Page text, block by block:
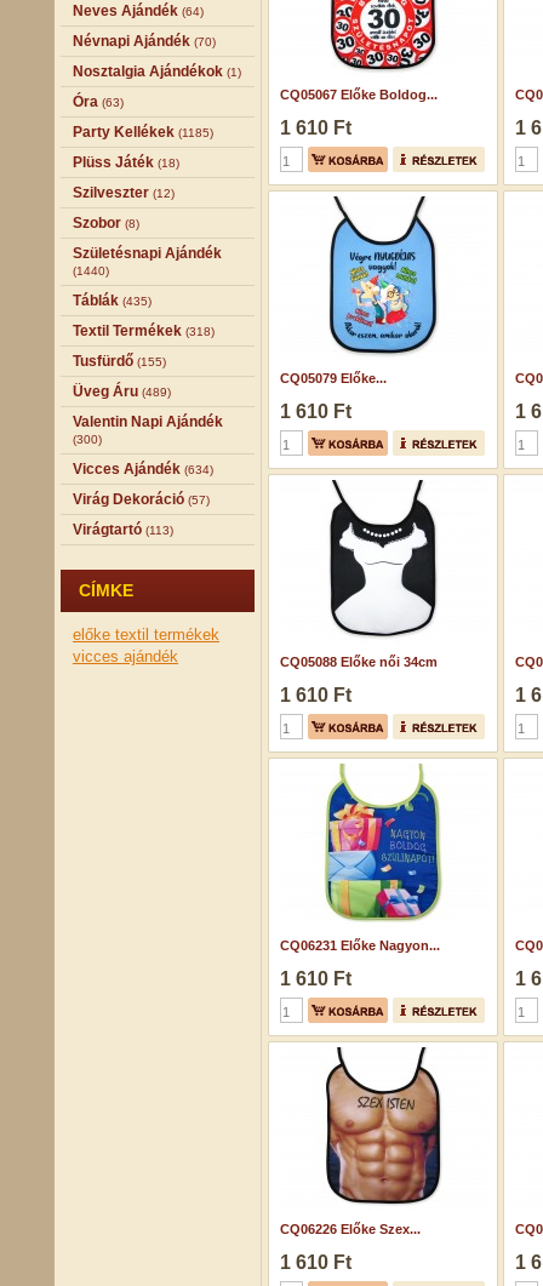
Neves Ajándék (64)
Névnapi Ajándék (70)
Nosztalgia Ajándékok (1)
Óra (63)
Party Kellékek (1185)
Plüss Játék (18)
Szilveszter (12)
Szobor (8)
Születésnapi Ajándék
(1440)
Táblák (435)
Textil Termékek (318)
Tusfürdő (155)
Üveg Áru (489)
Valentin Napi Ajándék
(300)
Vicces Ajándék (634)
Virág Dekoráció (57)
Virágtartó (113)
CÍMKE
előke textil termékek
vicces ajándék
CQ05067 Előke Boldog...
1 610 Ft 1
CQ05079 Előke...
1 610 Ft 1
CQ05088 Előke női 34cm
1 610 Ft 1
CQ06231 Előke Nagyon...
1 610 Ft 1
CQ06226 Előke Szex...
1 610 Ft 1